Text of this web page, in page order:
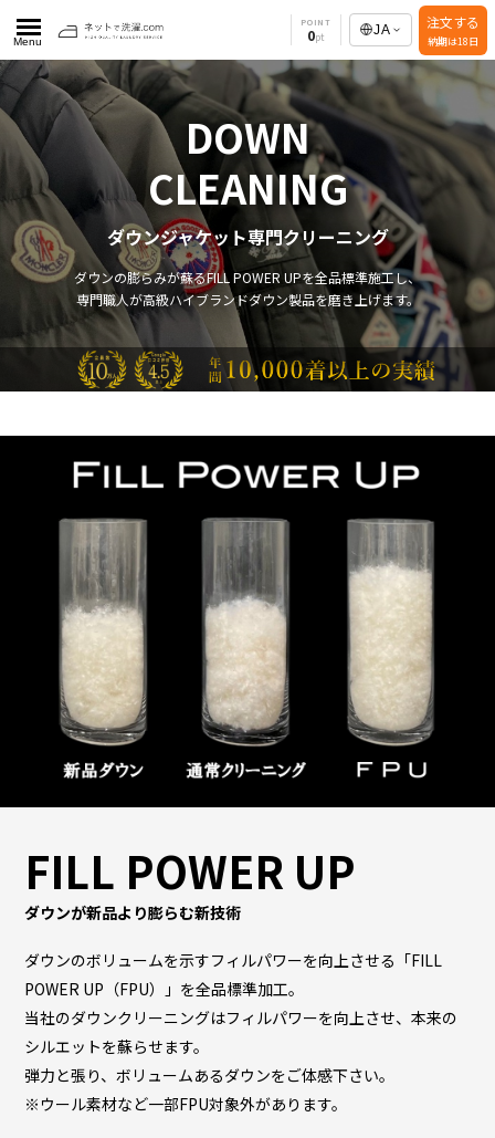
Menu
POINT
0 JA 注文する
納期は18日
DOWN
CLEANING
ダウンジャケット専門クリーニング
ダウンの膨らみが蘇るFILL POWER UPを全品標準施工し、
専門職人が高級ハイブランドダウン製品を磨き上げます。
FILL POWER UP
ダウンが新品より膨らむ新技術
ダウンのボリュームを示すフィルパワーを向上させる「FILL
POWER UP（FPU）」を全品標準加工。
当社のダウンクリーニングはフィルパワーを向上させ、本来の
シルエットを蘇らせます。
弾力と張り、ボリュームあるダウンをご体感下さい。
※ウール素材など一部FPU対象外があります。